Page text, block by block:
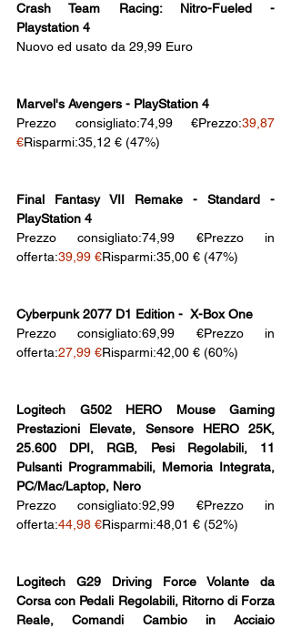
Crash Team Racing: Nitro-Fueled -
Playstation 4
Nuovo ed usato da 29,99 Euro
Marvel's Avengers - PlayStation 4
Prezzo consigliato:74,99 €Prezzo:39,87
€Risparmi:35,12 € (47%)
Final Fantasy VII Remake - Standard -
PlayStation 4
Prezzo consigliato:74,99 €Prezzo in
offerta:39,99 €Risparmi:35,00 € (47%)
Cyberpunk 2077 D1 Edition -  X-Box One
Prezzo consigliato:69,99 €Prezzo in
offerta:27,99 €Risparmi:42,00 € (60%)
Logitech G502 HERO Mouse Gaming
Prestazioni Elevate, Sensore HERO 25K,
25.600 DPI, RGB, Pesi Regolabili, 11
Pulsanti Programmabili, Memoria Integrata,
PC/Mac/Laptop, Nero
Prezzo consigliato:92,99 €Prezzo in
offerta:44,98 €Risparmi:48,01 € (52%)
Logitech G29 Driving Force Volante da
Corsa con Pedali Regolabili, Ritorno di Forza
Reale, Comandi Cambio in Acciaio